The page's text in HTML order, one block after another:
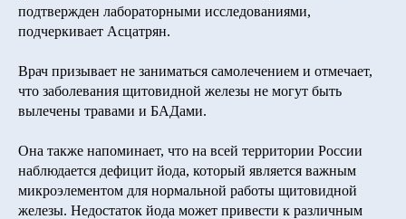
подтвержден лабораторными исследованиями,
подчеркивает Асцатрян.
Врач призывает не заниматься самолечением и отмечает,
что заболевания щитовидной железы не могут быть
вылечены травами и БАДами.
Она также напоминает, что на всей территории России
наблюдается дефицит йода, который является важным
микроэлементом для нормальной работы щитовидной
железы. Недостаток йода может привести к различным